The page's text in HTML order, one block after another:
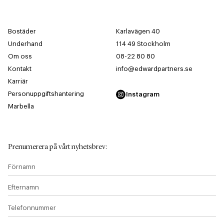
Bostäder
Underhand
Om oss
Kontakt
Karriär
Personuppgiftshantering
Marbella
Karlavägen 40
114 49 Stockholm
08-22 80 80
info@edwardpartners.se
Instagram
Prenumerera på vårt nyhetsbrev:
Förnamn
Efternamn
Telefonnummer